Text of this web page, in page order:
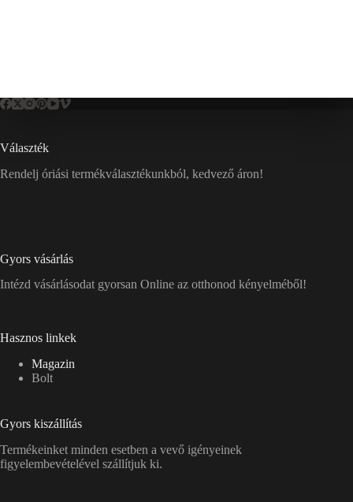
Választék
Rendelj óriási termékválasztékunkból, kedvező áron!
Gyors vásárlás
Intézd vásárlásodat gyorsan Online az otthonod kényelméből!
Hasznos linkek
Magazin
Bolt
Gyors kiszállítás
Termékeinket minden esetben a vevő igényeinek
figyelembevételével szállítjuk ki.